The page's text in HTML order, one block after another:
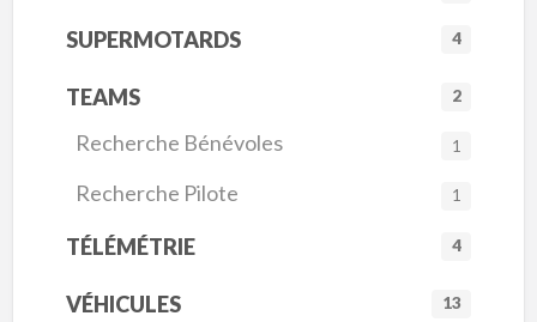
SUPERMOTARDS 4
TEAMS 2
Recherche Bénévoles 1
Recherche Pilote 1
TÉLÉMÉTRIE 4
VÉHICULES 13